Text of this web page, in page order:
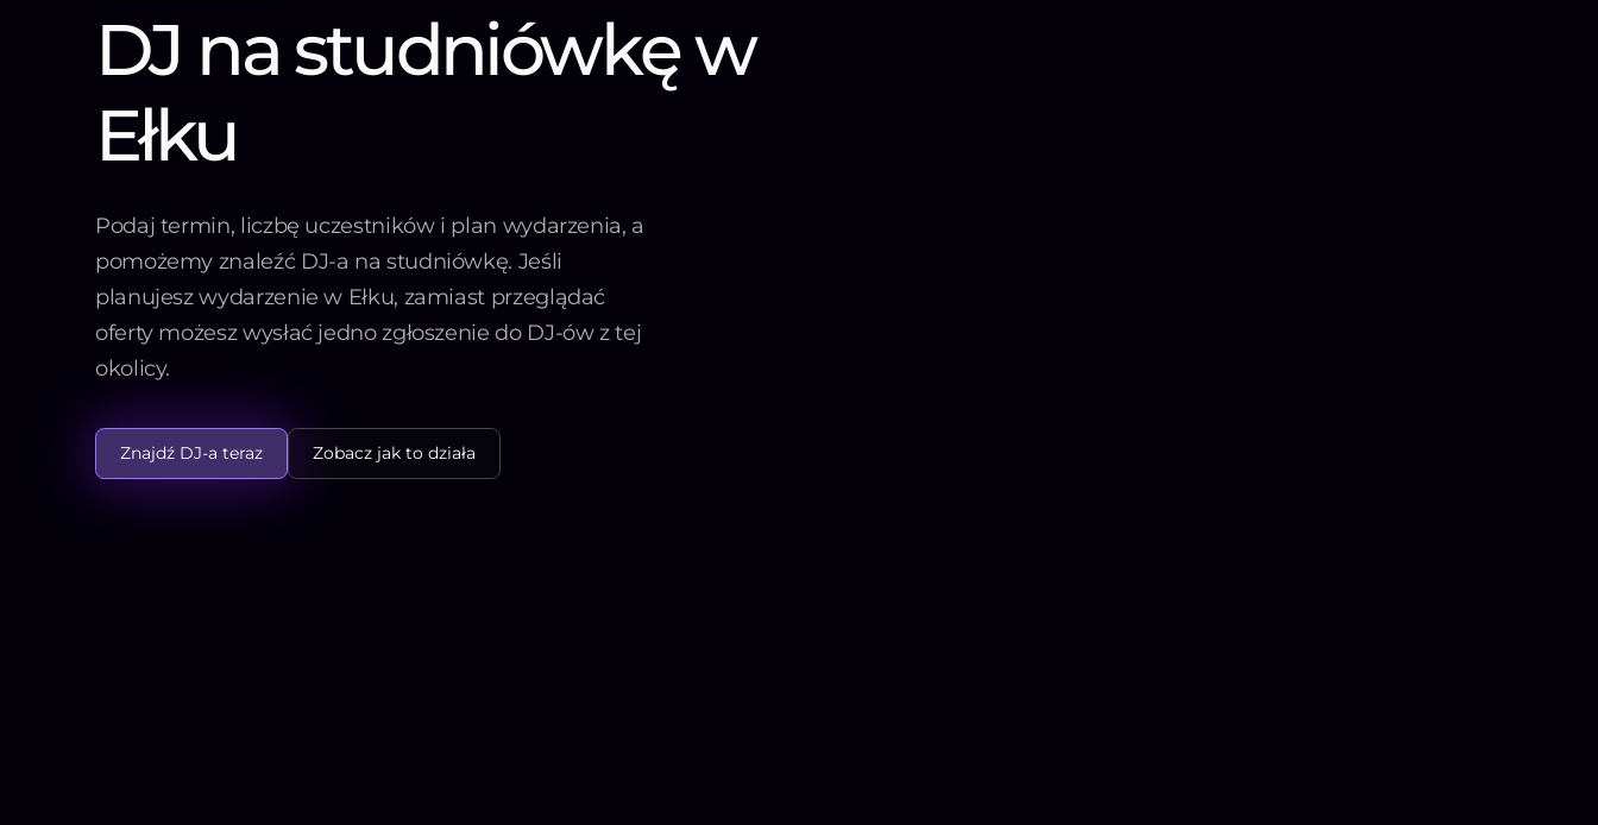
DJ na studniówkę w
Ełku
Podaj termin, liczbę uczestników i plan wydarzenia, a
pomożemy znaleźć DJ-a na studniówkę. Jeśli
planujesz wydarzenie w Ełku, zamiast przeglądać
oferty możesz wysłać jedno zgłoszenie do DJ-ów z tej
okolicy.
Znajdź DJ-a teraz Zobacz jak to działa